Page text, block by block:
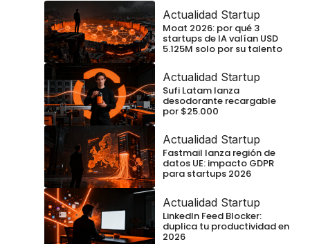
Actualidad Startup
Moat 2026: por qué 3
startups de IA valían USD
5.125M solo por su talento
Actualidad Startup
Sufi Latam lanza
desodorante recargable
por $25.000
Actualidad Startup
Fastmail lanza región de
datos UE: impacto GDPR
para startups 2026
Actualidad Startup
LinkedIn Feed Blocker:
duplica tu productividad en
2026